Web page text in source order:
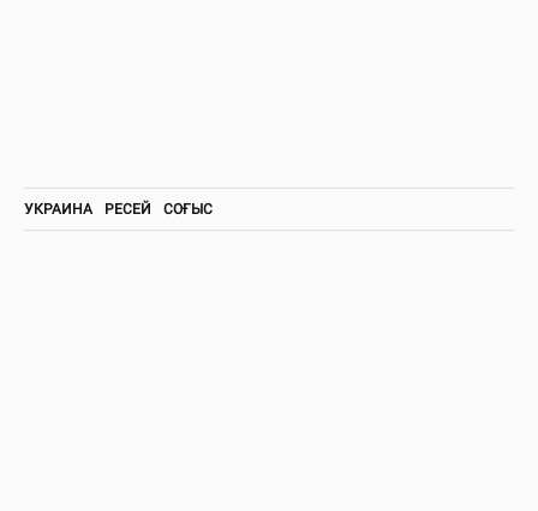
УКРАИНА РЕСЕЙ СОҒЫС